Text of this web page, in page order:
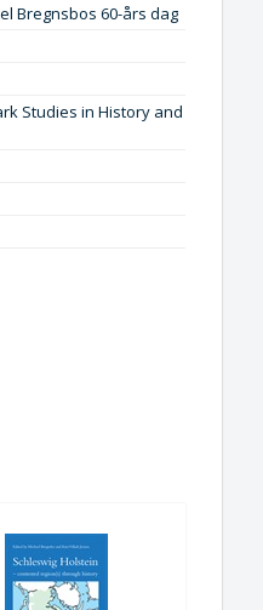
Bregnsbos 60-års dag
Studies in History and